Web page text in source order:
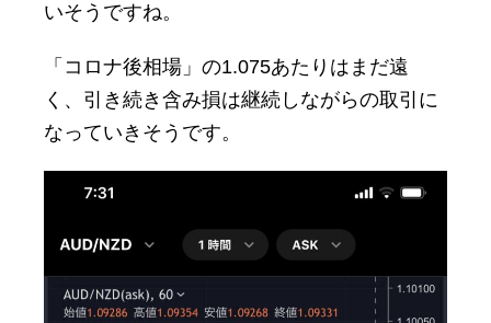
いそうですね。
「コロナ後相場」の1.075あたりはまだ遠
く、引き続き含み損は継続しながらの取引に
なっていきそうです。